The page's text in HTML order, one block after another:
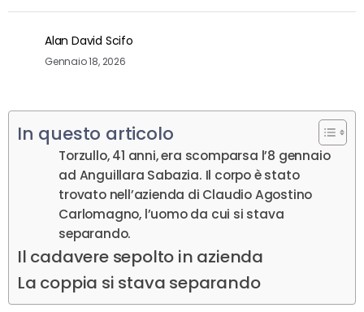
Alan David Scifo
Gennaio 18, 2026
In questo articolo
Torzullo, 41 anni, era scomparsa l’8 gennaio
ad Anguillara Sabazia. Il corpo è stato
trovato nell’azienda di Claudio Agostino
Carlomagno, l’uomo da cui si stava
separando.
Il cadavere sepolto in azienda
La coppia si stava separando